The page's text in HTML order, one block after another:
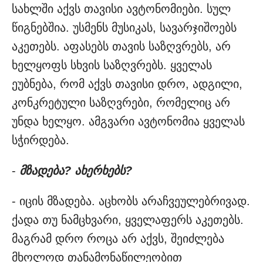
სახლში აქვს თავისი ავტონომიები. სულ
წიგნებშია. უსმენს მუსიკას, სავარჯიშოებს
აკეთებს. აფასებს თავის საზღვრებს, არ
ხელყოფს სხვის საზღვრებს. ყველას
ეუბნება, რომ აქვს თავისი დრო, ადგილი,
კონკრეტული საზღვრები, რომელიც არ
უნდა ხელყო. ამგვარი ავტონომია ყველას
სჭირდება.
- მზადება? ახერხებს?
- იცის მზადება. აცხობს არაჩვეულებრივად.
ქადა თუ ნამცხვარი, ყველაფერს აკეთებს.
მაგრამ დრო როცა არ აქვს, შეიძლება
მხოლოდ თანამონაწილეობით